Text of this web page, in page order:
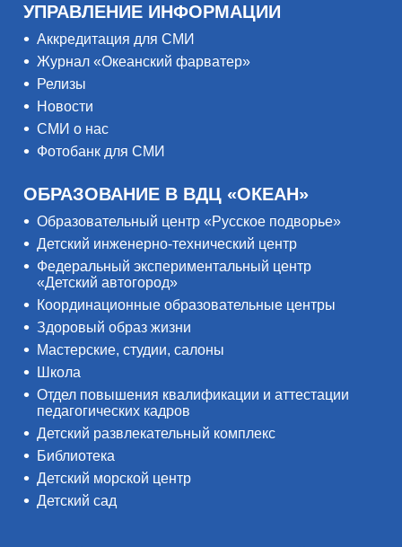
УПРАВЛЕНИЕ ИНФОРМАЦИИ
Аккредитация для СМИ
Журнал «Океанский фарватер»
Релизы
Новости
СМИ о нас
Фотобанк для СМИ
ОБРАЗОВАНИЕ В ВДЦ «ОКЕАН»
Образовательный центр «Русское подворье»
Детский инженерно-технический центр
Федеральный экспериментальный центр
«Детский автогород»
Координационные образовательные центры
Здоровый образ жизни
Мастерские, студии, салоны
Школа
Отдел повышения квалификации и аттестации
педагогических кадров
Детский развлекательный комплекс
Библиотека
Детский морской центр
Детский сад